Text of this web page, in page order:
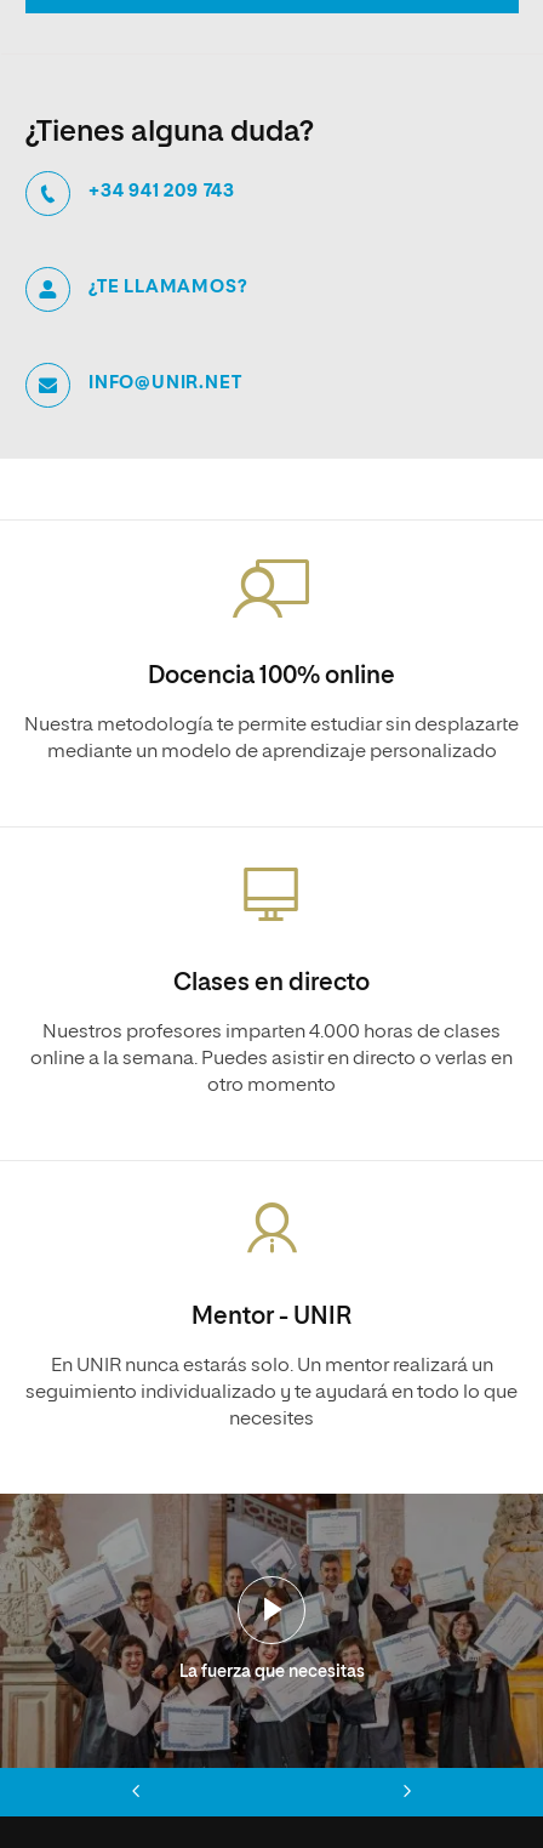
¿Tienes alguna duda?
+34 941 209 743
¿TE LLAMAMOS?
INFO@UNIR.NET
Docencia 100% online
Nuestra metodología te permite estudiar sin desplazarte
mediante un modelo de aprendizaje personalizado
Clases en directo
Nuestros profesores imparten 4.000 horas de clases
online a la semana. Puedes asistir en directo o verlas en
otro momento
Mentor - UNIR
En UNIR nunca estarás solo. Un mentor realizará un
seguimiento individualizado y te ayudará en todo lo que
necesites
La fuerza que necesitas